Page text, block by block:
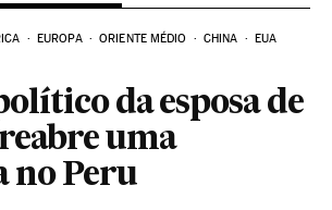
EUROPA ORIENTE MÉDIO CHINA EUA
da esposa de
uma
no Peru